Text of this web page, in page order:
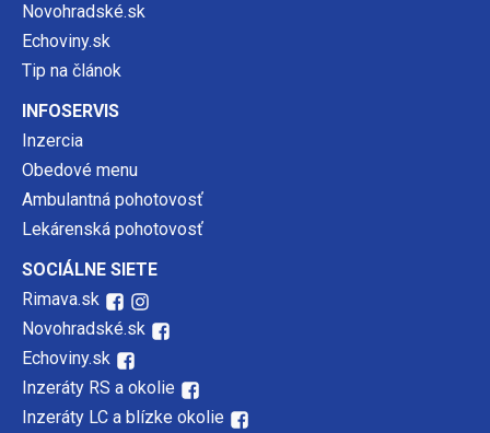
Novohradské.sk
Echoviny.sk
Tip na článok
INFOSERVIS
Inzercia
Obedové menu
Ambulantná pohotovosť
Lekárenská pohotovosť
SOCIÁLNE SIETE
Rimava.sk
Novohradské.sk
Echoviny.sk
Inzeráty RS a okolie
Inzeráty LC a blízke okolie